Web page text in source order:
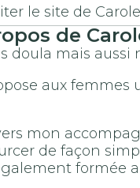
le site de
de
doula mais
aux
mon
de façon
formée